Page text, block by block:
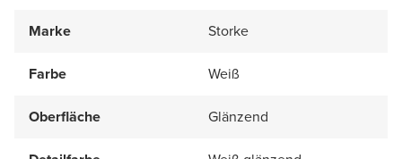
Marke Storke
Farbe Weiß
Oberfläche Glänzend